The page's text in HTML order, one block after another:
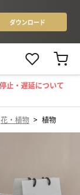
止・遅延について
花・植物 > 植物